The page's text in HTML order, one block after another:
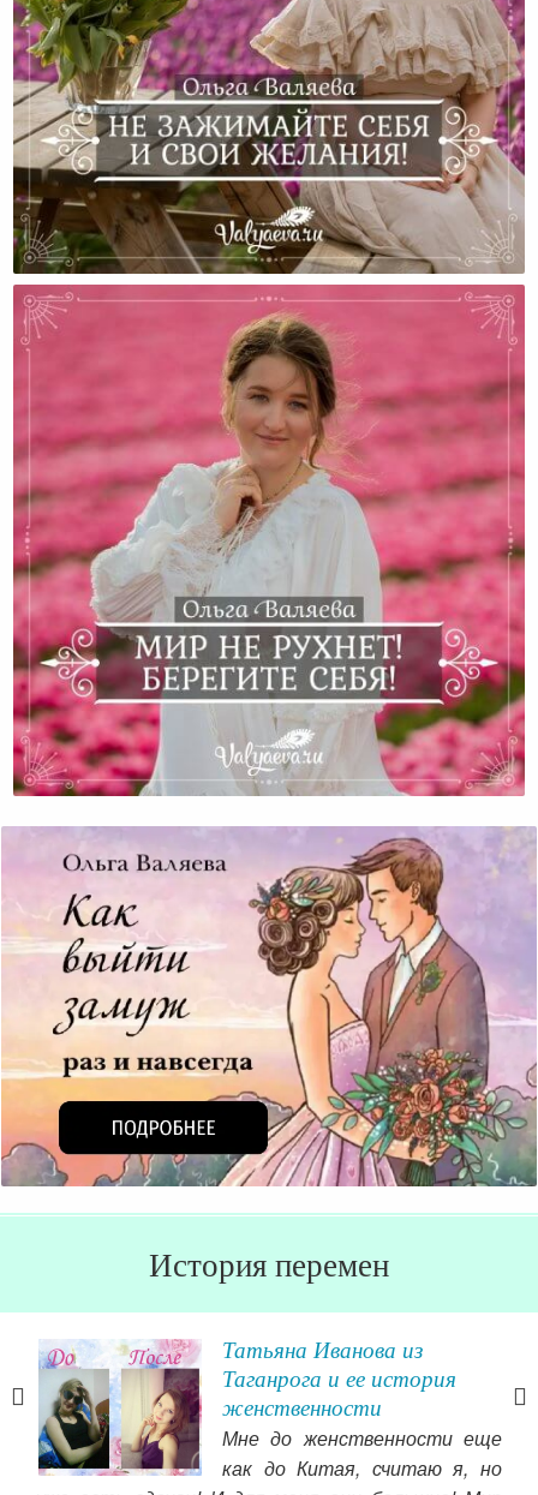
Не Зажимайте Себя И Свои Желания!
Мир Не Рухнет! Берегите Себя!
История перемен
Татьяна Иванова из
Таганрога и ее история
женственности
Мне до женственности еще
как до Китая, считаю я, но